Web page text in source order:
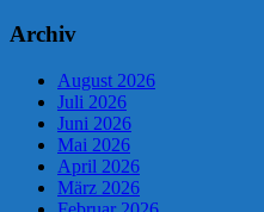
Archiv
August 2026
Juli 2026
Juni 2026
Mai 2026
April 2026
März 2026